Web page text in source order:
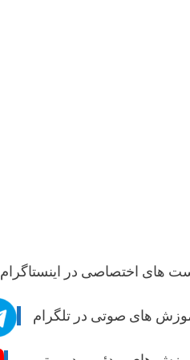
های اختصاصی در اینستاگرام
های صوتی در تلگرام